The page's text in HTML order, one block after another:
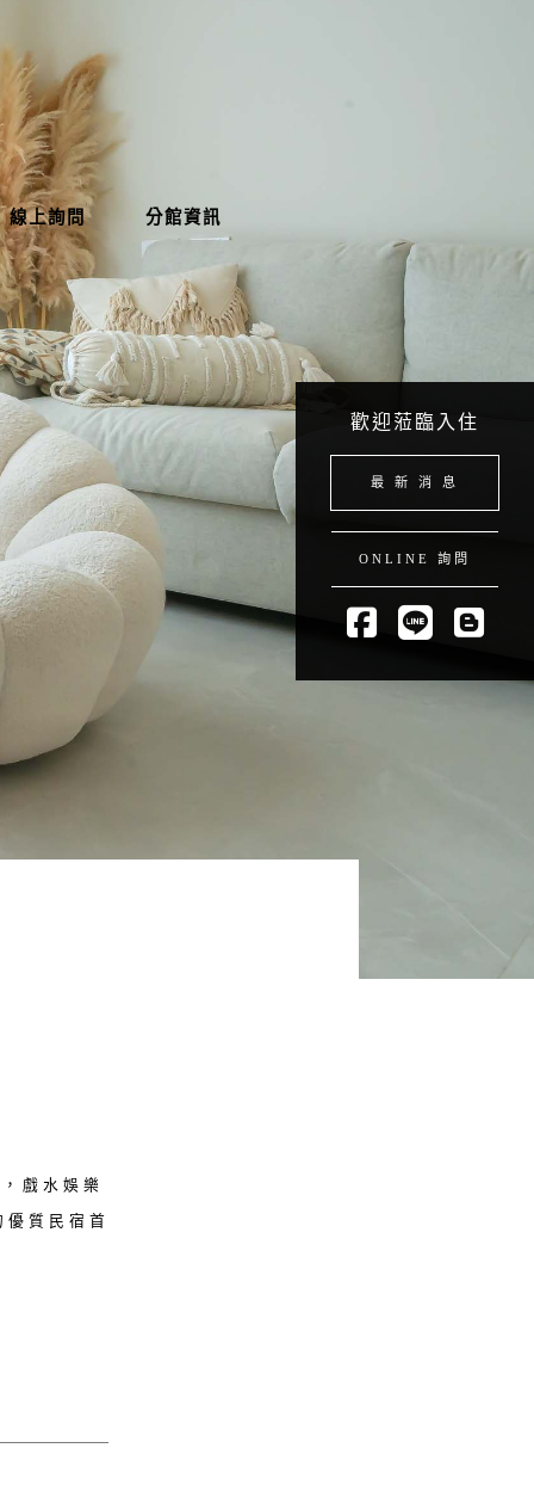
歡迎蒞臨入住
最 新 消 息
ONLINE 詢問
線上詢問 分館資訊
戲水娛樂
質民宿首